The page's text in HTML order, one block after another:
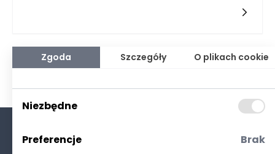
szerokość oraz wszelkie dodatkowe elementy, takie jak skosy
lub wnęki. Znając szczegóły, można lepiej wybrać meble, które
będą odpowiednie do danej lokalizacji. Przykładowo, w
niestandardowymi wymiarami kluczowe może być
zastosowanie mebli na wymiar, które idealnie wpasują się w
specyfikę wnętrza.
Zgoda Szczegóły O plikach cookie
Niezbędne
Preferencje Brak